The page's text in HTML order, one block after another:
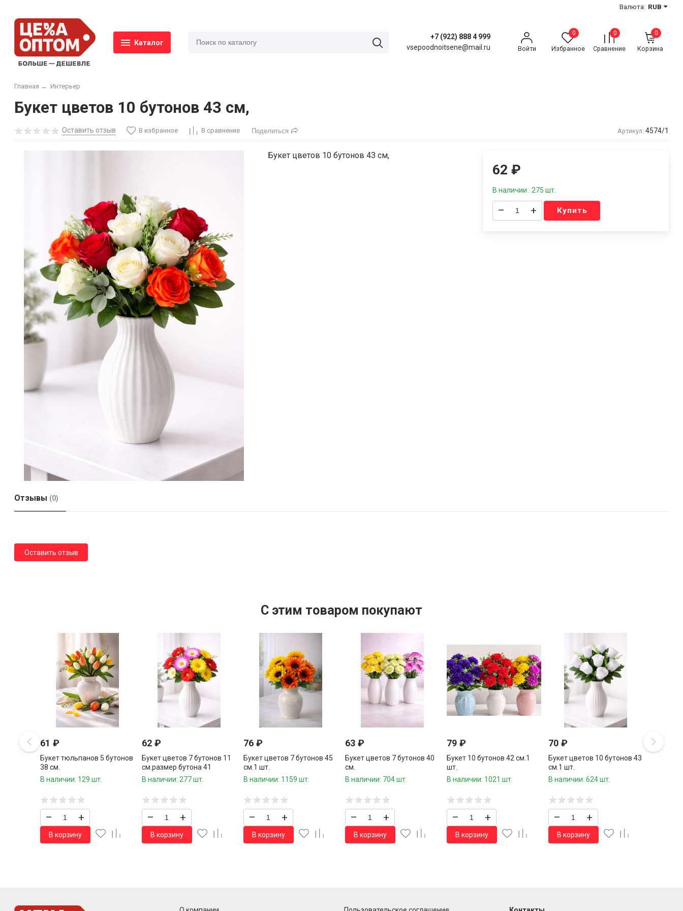
Валюта: RUB
Каталог
+7 (922) 888 4 999
vsepoodnoitsene@mail.ru
Войти
0
Избранное
0
Сравнение
0
Корзина
Главная → Интерьер
Букет цветов 10 бутонов 43 см,
Оставить отзыв В избранное В сравнение Поделиться Артикул: 4574/1
Букет цветов 10 бутонов 43 см,
62₽
В наличии : 275 шт.
– + Купить
Отзывы (0)
Оставить отзыв
C этим товаром покупают
61 ₽
Букет тюльпанов 5 бутонов
38 см.
В наличии: 129 шт.
– +
В корзину
62 ₽
Букет цветов 7 бутонов 11
см.размер бутона 41
см.высота букета
В наличии: 277 шт.
– +
В корзину
76 ₽
Букет цветов 7 бутонов 45
см.1 шт.
В наличии: 1159 шт.
– +
В корзину
63 ₽
Букет цветов 7 бутонов 40
см.
В наличии: 704 шт.
– +
В корзину
79 ₽
Букет 10 бутонов 42 см.1
шт.
В наличии: 1021 шт.
– +
В корзину
70 ₽
Букет цветов 10 бутонов 43
см.1 шт.
В наличии: 624 шт.
– +
В корзину